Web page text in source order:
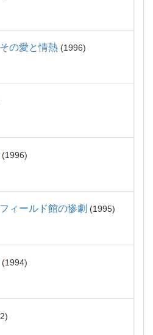
の愛と情熱 1996
1996
ィールド館の惨劇 1995
1994